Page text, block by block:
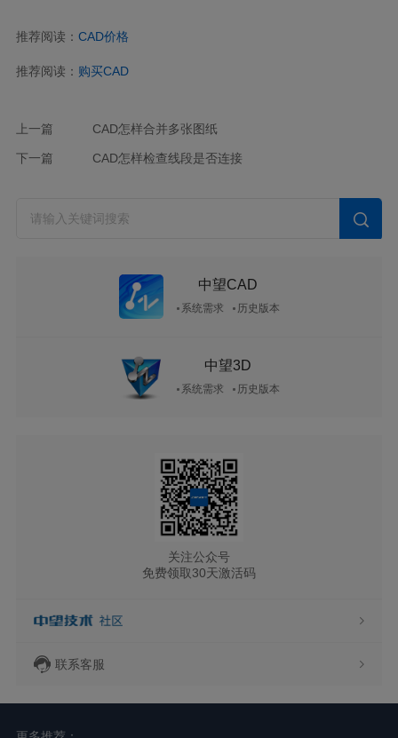
推荐阅读： CAD价格
推荐阅读： 购买CAD
上一篇 CAD怎样合并多张图纸
下一篇 CAD怎样检查线段是否连接
中望CAD
系统需求 历史版本
中望3D
系统需求 历史版本
关注公众号
免费领取30天激活码
联系客服